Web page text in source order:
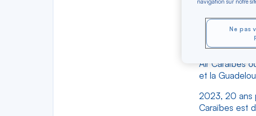
En 2003,
nouvel élan
d’apporter
Air Caraïbes
et la
2023, 20 ans
Caraïbes est
Ne pas